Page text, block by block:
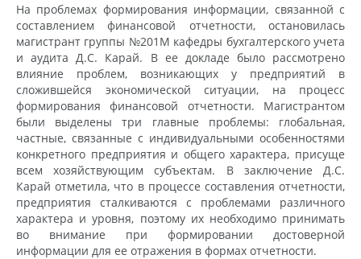
На проблемах формирования информации, связанной с
составлением финансовой отчетности, остановилась
магистрант группы №201М кафедры бухгалтерского учета
и аудита Д.С. Карай. В ее докладе было рассмотрено
влияние проблем, возникающих у предприятий в
сложившейся экономической ситуации, на процесс
формирования финансовой отчетности. Магистрантом
были выделены три главные проблемы: глобальная,
частные, связанные с индивидуальными особенностями
конкретного предприятия и общего характера, присуще
всем хозяйствующим субъектам. В заключение Д.С.
Карай отметила, что в процессе составления отчетности,
предприятия сталкиваются с проблемами различного
характера и уровня, поэтому их необходимо принимать
во внимание при формировании достоверной
информации для ее отражения в формах отчетности.